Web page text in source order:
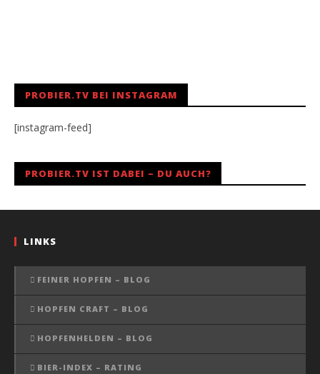
PROBIER.TV BEI INSTAGRAM
[instagram-feed]
PROBIER.TV IST DABEI – DU AUCH?
LINKS
FEINER HOPFEN – BLOG
HOPFEN CRAFT – BLOG
HOPFENHELDEN – BLOG
BIER-INDEX – RATING